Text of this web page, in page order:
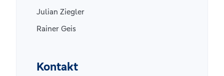
Julian Ziegler
Rainer Geis
Kontakt